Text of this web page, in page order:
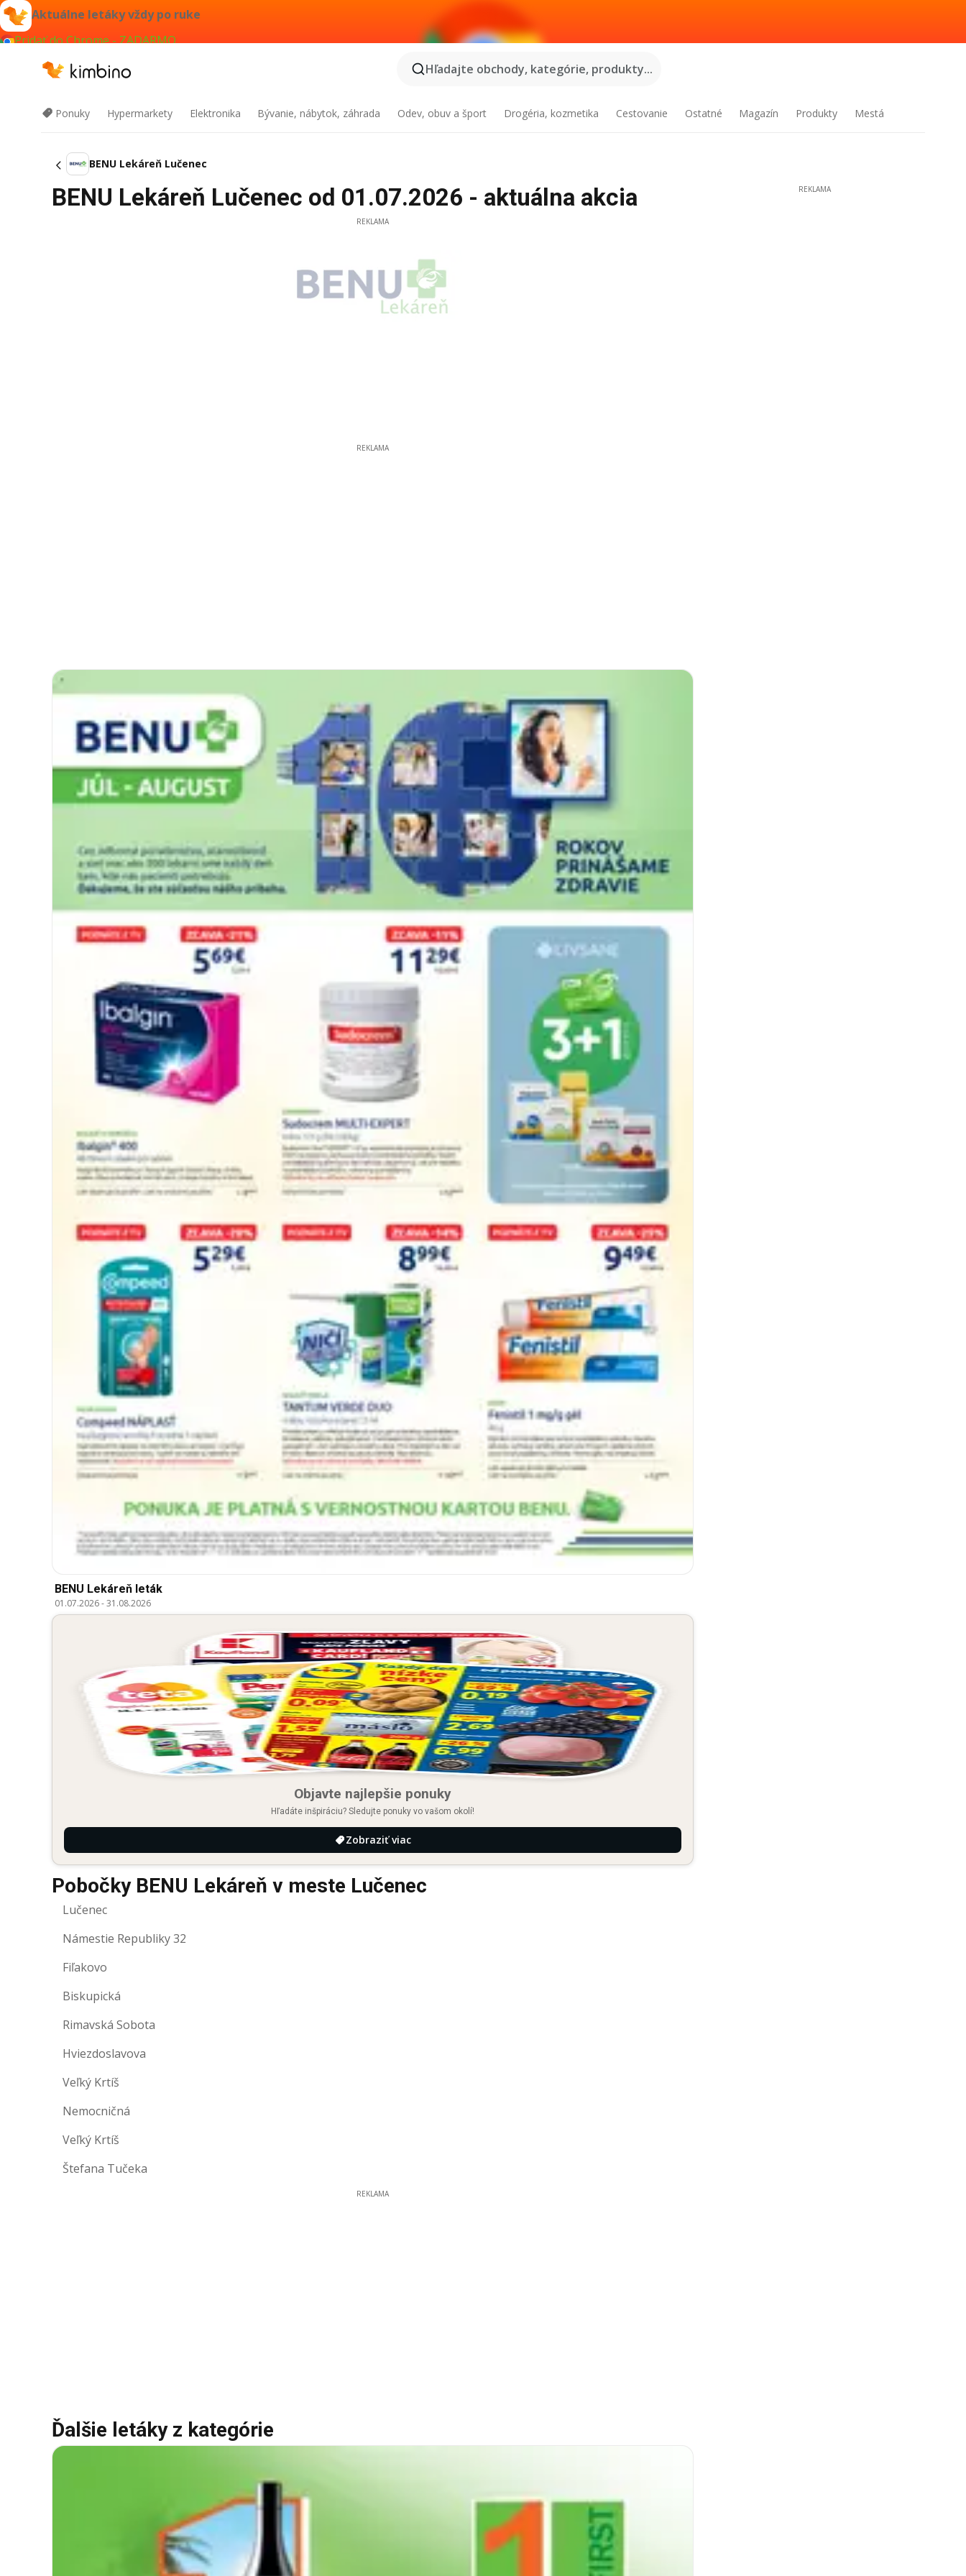
Aktuálne letáky vždy po ruke
Pridať do Chrome - ZADARMO
Hľadajte obchody, kategórie, produkty...
Ponuky Hypermarkety Elektronika Bývanie, nábytok, záhrada Odev, obuv a šport Drogéria, kozmetika Cestovanie Ostatné Magazín Produkty Mestá
BENU Lekáreň Lučenec
BENU Lekáreň Lučenec od 01.07.2026 - aktuálna akcia
REKLAMA
REKLAMA
BENU Lekáreň leták
01.07.2026-31.08.2026
Objavte najlepšie ponuky
Hľadáte inšpiráciu? Sledujte ponuky vo vašom okolí!
Zobraziť viac
Pobočky BENU Lekáreň v meste Lučenec
Lučenec
Námestie Republiky 32
Fiľakovo
Biskupická
Rimavská Sobota
Hviezdoslavova
Veľký Krtíš
Nemocničná
Veľký Krtíš
Štefana Tučeka
REKLAMA
Ďalšie letáky z kategórie
REKLAMA